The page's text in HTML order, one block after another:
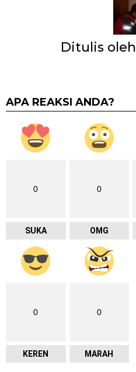
Ditulis oleh
APA REAKSI ANDA?
0
SUKA
0
OMG
0
KEREN
0
MARAH